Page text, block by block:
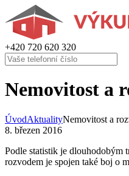
+420 720 620 320
Nemovitost a
ÚvodAktualityNemovitost a
8. březen 2016
Podle statistik je dlouhodobým
rozvodem je spojen také boj o